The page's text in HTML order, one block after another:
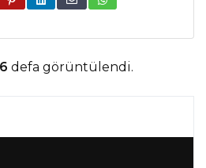
defa görüntülendi.